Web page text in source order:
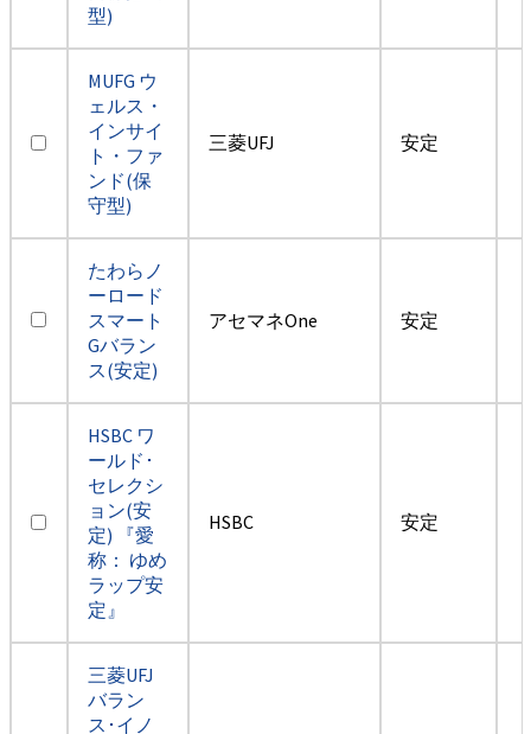
型)
MUFG ウ
ェルス・
インサイ
ト・ファ
ンド(保
守型)
三菱UFJ 安定
たわらノ
ーロード
スマート
Gバラン
ス(安定)
アセマネOne 安定
HSBC ワ
ールド･
セレクシ
ョン(安
定) 『愛
称： ゆめ
ラップ安
定』
HSBC 安定
三菱UFJ
バラン
ス･イノ